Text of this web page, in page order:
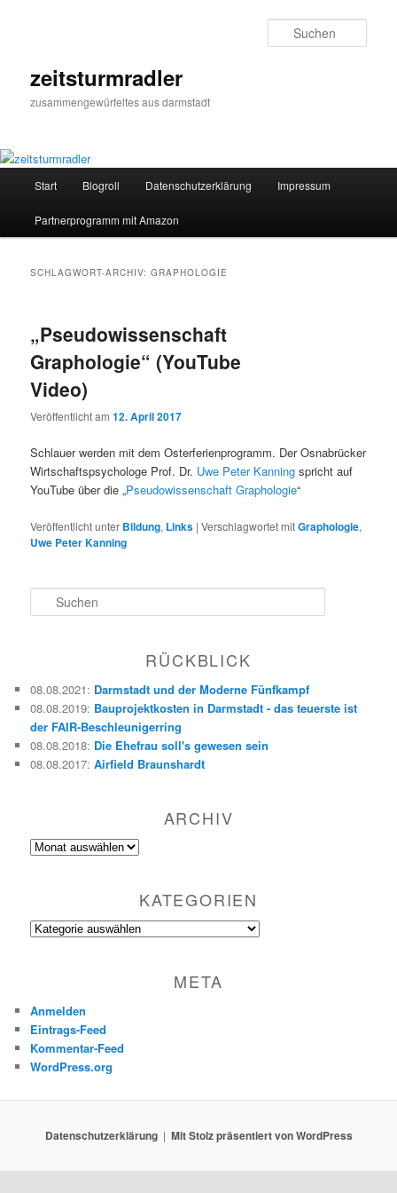
zeitsturmradler
zusammengewürfeltes aus darmstadt
Start Blogroll Datenschutzerklärung Impressum
Partnerprogramm mit Amazon
SCHLAGWORT-ARCHIV:GRAPHOLOGIE
„Pseudowissenschaft
Graphologie“ (YouTube
Video)
Veröffentlicht am12. April 2017
Schlauer werden mit dem Osterferienprogramm. Der Osnabrücker
Wirtschaftspsychologe Prof. Dr. Uwe Peter Kanning spricht auf
YouTube über die „Pseudowissenschaft Graphologie“
Veröffentlicht unter Bildung, Links |Verschlagwortet mitGraphologie,
Uwe Peter Kanning
u
RÜCKBLICK
08.08.2021: Darmstadt und der Moderne Fünfkampf
08.08.2019: Bauprojektkosten in Darmstadt - das teuerste ist
der FAIR-Beschleunigerring
08.08.2018: Die Ehefrau soll's gewesen sein
08.08.2017:Airfield Braunshardt
ARCHIV
Archiv
KATEGORIEN
Kategorien
META
Anmelden
Eintrags-Feed
Kommentar-Feed
WordPress.org
Datenschutzerklärung Mit Stolz präsentiert von WordPress